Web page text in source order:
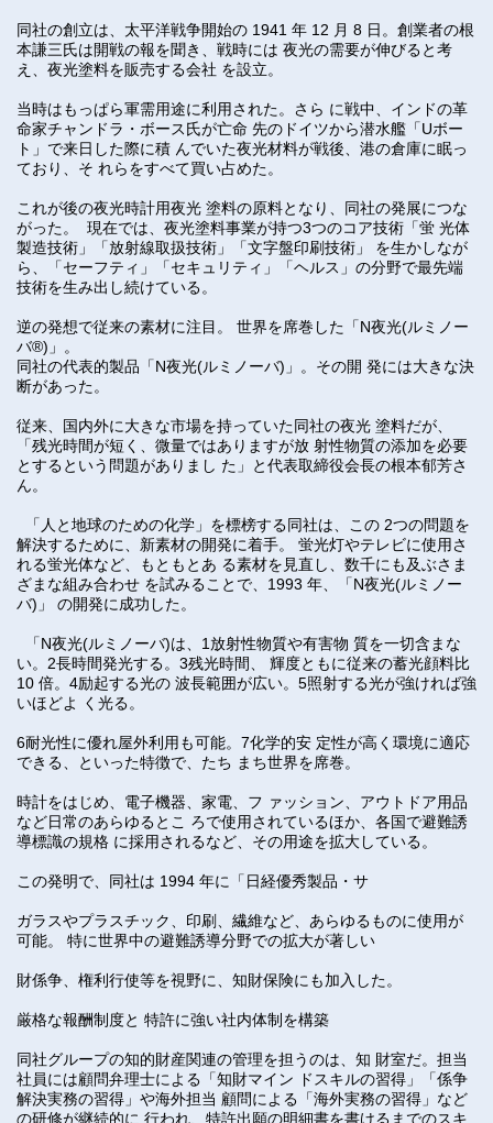
同社の創立は、太平洋戦争開始の 1941 年 12 月 8 日。創業者の根
本謙三氏は開戦の報を聞き、戦時には 夜光の需要が伸びると考
え、夜光塗料を販売する会社 を設立。
当時はもっぱら軍需用途に利用された。さら に戦中、インドの革
命家チャンドラ・ボース氏が亡命 先のドイツから潜水艦「Uボー
ト」で来日した際に積 んでいた夜光材料が戦後、港の倉庫に眠っ
ており、そ れらをすべて買い占めた。
これが後の夜光時計用夜光 塗料の原料となり、同社の発展につな
がった。 現在では、夜光塗料事業が持つ3つのコア技術「蛍 光体
製造技術」「放射線取扱技術」「文字盤印刷技術」 を生かしなが
ら、「セーフティ」「セキュリティ」「ヘルス」の分野で最先端
技術を生み出し続けている。
逆の発想で従来の素材に注目。 世界を席巻した「N夜光(ルミノー
バ®)」。
同社の代表的製品「N夜光(ルミノーバ)」。その開 発には大きな決
断があった。
従来、国内外に大きな市場を持っていた同社の夜光 塗料だが、
「残光時間が短く、微量ではありますが放 射性物質の添加を必要
とするという問題がありまし た」と代表取締役会長の根本郁芳さ
ん。
「人と地球のための化学」を標榜する同社は、この 2つの問題を
解決するために、新素材の開発に着手。 蛍光灯やテレビに使用さ
れる蛍光体など、もともとあ る素材を見直し、数千にも及ぶさま
ざまな組み合わせ を試みることで、1993 年、「N夜光(ルミノー
バ)」 の開発に成功した。
「N夜光(ルミノーバ)は、1放射性物質や有害物 質を一切含まな
い。2長時間発光する。3残光時間、 輝度ともに従来の蓄光顔料比
10 倍。4励起する光の 波長範囲が広い。5照射する光が強ければ強
いほどよ く光る。
6耐光性に優れ屋外利用も可能。7化学的安 定性が高く環境に適応
できる、といった特徴で、たち まち世界を席巻。
時計をはじめ、電子機器、家電、フ ァッション、アウトドア用品
など日常のあらゆるとこ ろで使用されているほか、各国で避難誘
導標識の規格 に採用されるなど、その用途を拡大している。
この発明で、同社は 1994 年に「日経優秀製品・サ
ガラスやプラスチック、印刷、繊維など、あらゆるものに使用が
可能。 特に世界中の避難誘導分野での拡大が著しい
財係争、権利行使等を視野に、知財保険にも加入した。
厳格な報酬制度と 特許に強い社内体制を構築
同社グループの知的財産関連の管理を担うのは、知 財室だ。担当
社員には顧問弁理士による「知財マイン ドスキルの習得」「係争
解決実務の習得」や海外担当 顧問による「海外実務の習得」など
の研修が継続的に 行われ、特許出願の明細書を書けるまでのスキ